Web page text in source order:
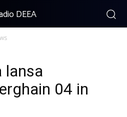
DEEA
lansa
04 in